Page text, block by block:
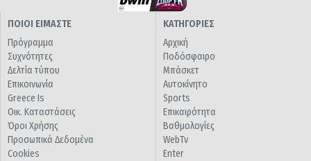
ΠΟΙΟΙ ΕΙΜΑΣΤΕ
Πρόγραμμα
Συχνότητες
Δελτία τύπου
Επικοινωνία
Greece Is
Οικ. Καταστάσεις
Όροι Χρήσης
Προσωπικά Δεδομένα
Cookies
ΚΑΤΗΓΟΡΙΕΣ
Αρχική
Ποδόσφαιρο
Μπάσκετ
Αυτοκίνητο
Sports
Επικαιρότητα
Βαθμολογίες
WebTv
Enter